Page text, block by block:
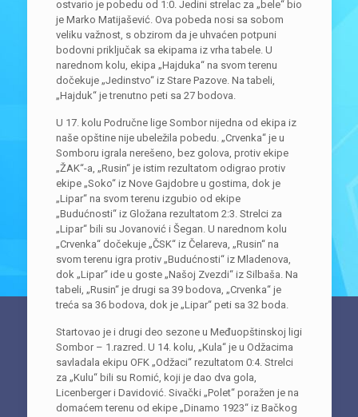
ostvario je pobedu od 1:0. Jedini strelac za „bele“ bio
je Marko Matijašević. Ova pobeda nosi sa sobom
veliku važnost, s obzirom da je uhvaćen potpuni
bodovni priključak sa ekipama iz vrha tabele. U
narednom kolu, ekipa „Hajduka“ na svom terenu
dočekuje „Jedinstvo“ iz Stare Pazove. Na tabeli,
„Hajduk“ je trenutno peti sa 27 bodova.
U 17. kolu Područne lige Sombor nijedna od ekipa iz
naše opštine nije ubeležila pobedu. „Crvenka“ je u
Somboru igrala nerešeno, bez golova, protiv ekipe
„ŽAK“-a, „Rusin“ je istim rezultatom odigrao protiv
ekipe „Soko“ iz Nove Gajdobre u gostima, dok je
„Lipar“ na svom terenu izgubio od ekipe
„Budućnosti“ iz Gložana rezultatom 2:3. Strelci za
„Lipar“ bili su Jovanović i Šegan. U narednom kolu
„Crvenka“ dočekuje „ČSK“ iz Čelareva, „Rusin“ na
svom terenu igra protiv „Budućnosti“ iz Mladenova,
dok „Lipar“ ide u goste „Našoj Zvezdi“ iz Silbaša. Na
tabeli, „Rusin“ je drugi sa 39 bodova, „Crvenka“ je
treća sa 36 bodova, dok je „Lipar“ peti sa 32 boda.
Startovao je i drugi deo sezone u Međuopštinskoj ligi
Sombor – 1.razred. U 14. kolu, „Kula“ je u Odžacima
savladala ekipu OFK „Odžaci“ rezultatom 0:4. Strelci
za „Kulu“ bili su Romić, koji je dao dva gola,
Licenberger i Davidović. Sivački „Polet“ poražen je na
domaćem terenu od ekipe „Dinamo 1923“ iz Bačkog